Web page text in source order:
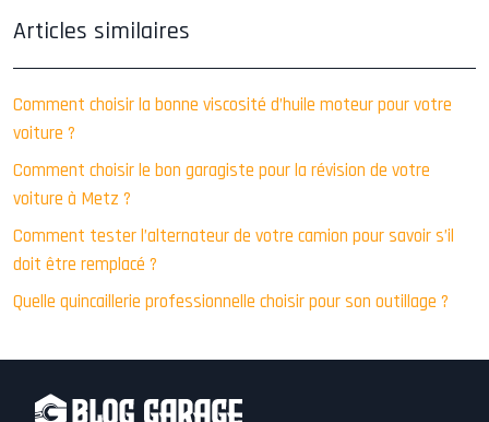
Articles similaires
Comment choisir la bonne viscosité d’huile moteur pour votre
voiture ?
Comment choisir le bon garagiste pour la révision de votre
voiture à Metz ?
Comment tester l’alternateur de votre camion pour savoir s’il
doit être remplacé ?
Quelle quincaillerie professionnelle choisir pour son outillage ?